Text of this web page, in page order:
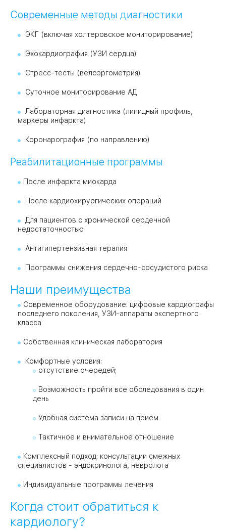
Современные методы диагностики
ЭКГ (включая холтеровское мониторирование)
Эхокардиография (УЗИ сердца)
Стресс-тесты (велоэргометрия)
Суточное мониторирование АД
Лабораторная диагностика (липидный профиль,
маркеры инфаркта)
Коронарография (по направлению)
Реабилитационные программы
После инфаркта миокарда
После кардиохирургических операций
Для пациентов с хронической сердечной
недостаточностью
Антигипертензивная терапия
Программы снижения сердечно-сосудистого риска
Наши преимущества
Современное оборудование: цифровые кардиографы
последнего поколения, УЗИ-аппараты экспертного
класса
Собственная клиническая лаборатория
Комфортные условия:
отсутствие очередей;
Возможность пройти все обследования в один
день
Удобная система записи на прием
Тактичное и внимательное отношение
Комплексный подход: консультации смежных
специалистов - эндокринолога, невролога
Индивидуальные программы лечения
Когда стоит обратиться к
кардиологу?